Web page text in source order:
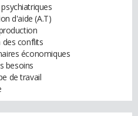
d'aide (A.T)
des conflits
économiques
besoins
de travail